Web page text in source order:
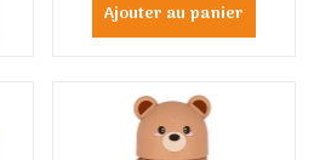
Ajouter au panier